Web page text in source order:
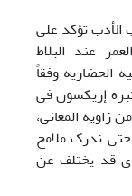
الأدب تؤکد علی
عند البلاط
الحضاریه وفقاً
إریکسون فی
زاویه المعانی،
ندرک ملامح
قد یختلف عن